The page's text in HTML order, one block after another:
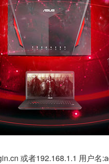
或者192.168.1.1 用户名